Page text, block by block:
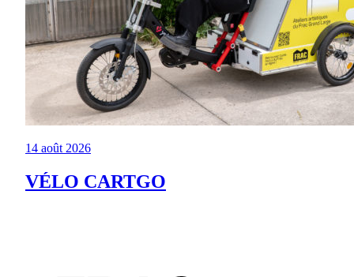
14 août 2026
VÉLO CARTGO